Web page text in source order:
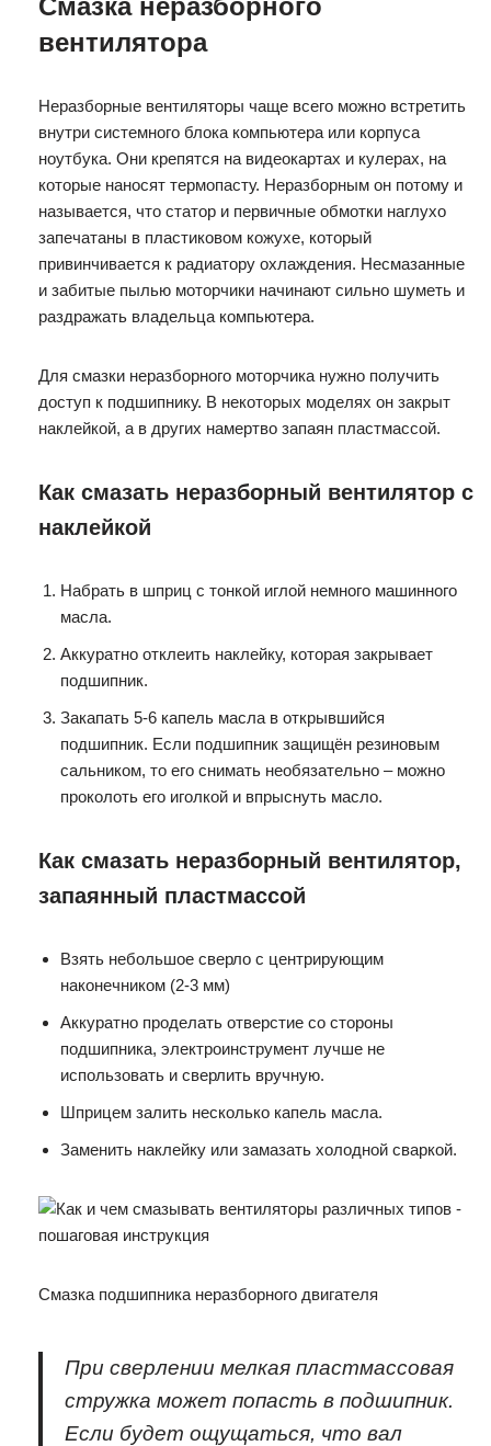
Смазка неразборного
вентилятора
Неразборные вентиляторы чаще всего можно встретить
внутри системного блока компьютера или корпуса
ноутбука. Они крепятся на видеокартах и кулерах, на
которые наносят термопасту. Неразборным он потому и
называется, что статор и первичные обмотки наглухо
запечатаны в пластиковом кожухе, который
привинчивается к радиатору охлаждения. Несмазанные
и забитые пылью моторчики начинают сильно шуметь и
раздражать владельца компьютера.
Для смазки неразборного моторчика нужно получить
доступ к подшипнику. В некоторых моделях он закрыт
наклейкой, а в других намертво запаян пластмассой.
Как смазать неразборный вентилятор с
наклейкой
Набрать в шприц с тонкой иглой немного машинного
масла.
Аккуратно отклеить наклейку, которая закрывает
подшипник.
Закапать 5-6 капель масла в открывшийся
подшипник. Если подшипник защищён резиновым
сальником, то его снимать необязательно – можно
проколоть его иголкой и впрыснуть масло.
Как смазать неразборный вентилятор,
запаянный пластмассой
Взять небольшое сверло с центрирующим
наконечником (2-3 мм)
Аккуратно проделать отверстие со стороны
подшипника, электроинструмент лучше не
использовать и сверлить вручную.
Шприцем залить несколько капель масла.
Заменить наклейку или замазать холодной сваркой.
Смазка подшипника неразборного двигателя
При сверлении мелкая пластмассовая
стружка может попасть в подшипник.
Если будет ощущаться, что вал